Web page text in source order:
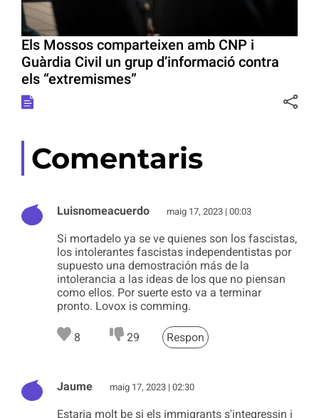
Els Mossos comparteixen amb CNP i
Guàrdia Civil un grup d’informació contra
els “extremismes”
Comentaris
Luisnomeacuerdo maig 17, 2023 | 00:03
Si mortadelo ya se ve quienes son los fascistas,
los intolerantes fascistas independentistas por
supuesto una demostración más de la
intolerancia a las ideas de los que no piensan
como ellos. Por suerte esto va a terminar
pronto. Lovox is comming.
8 29 Respon
Jaume maig 17, 2023 | 02:30
Estaria molt be si els immigrants s'integressin i